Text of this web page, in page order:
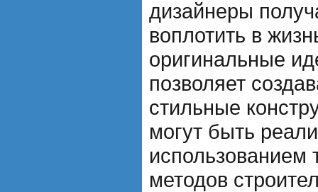
дизайнеры
воплотить в
оригинальные
позволяет
стильные
могут быть
использованием
методов